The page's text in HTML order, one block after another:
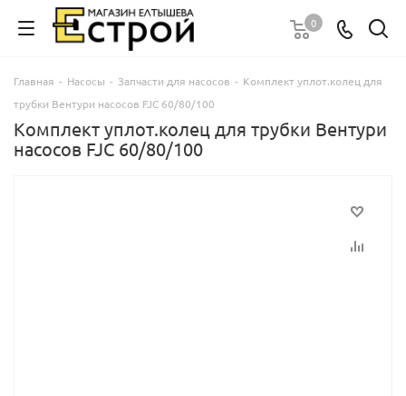
0
Главная - Насосы - Запчасти для насосов - Комплект уплот.колец для
трубки Вентури насосов FJC 60/80/100
Комплект уплот.колец для трубки Вентури
насосов FJC 60/80/100